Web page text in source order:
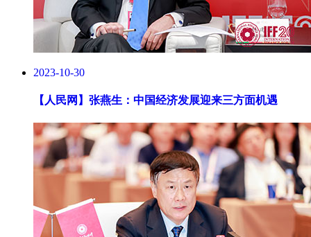
2023-10-30
【人民网】 张燕生：中国经济发展迎来三方面机遇